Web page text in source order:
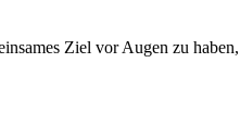
Ziel vor Augen zu haben,